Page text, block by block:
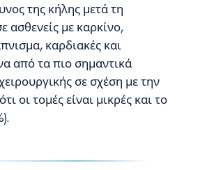
της κήλης μετά τη
ασθενείς με καρκίνο,
καρδιακές και
από τα πιο σημαντικά
σε σχέση με την
οι τομές είναι μικρές και το